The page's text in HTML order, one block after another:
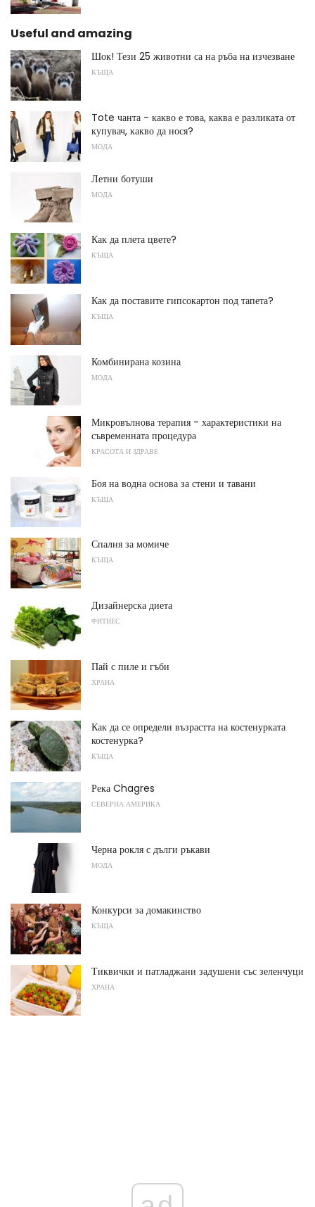
Useful and amazing
Шок! Тези 25 животни са на ръба на изчезване
КЪЩА
Tote чанта - какво е това, каква е разликата от
купувач, какво да нося?
МОДА
Летни ботуши
МОДА
Как да плета цвете?
КЪЩА
Как да поставите гипсокартон под тапета?
КЪЩА
Комбинирана козина
МОДА
Микровълнова терапия - характеристики на
съвременната процедура
КРАСОТА И ЗДРАВЕ
Боя на водна основа за стени и тавани
КЪЩА
Спалня за момиче
КЪЩА
Дизайнерска диета
ФИТНЕС
Пай с пиле и гъби
ХРАНА
Как да се определи възрастта на костенурката
костенурка?
КЪЩА
Река Chagres
СЕВЕРНА АМЕРИКА
Черна рокля с дълги ръкави
МОДА
Конкурси за домакинство
КЪЩА
Тиквички и патладжани задушени със зеленчуци
ХРАНА